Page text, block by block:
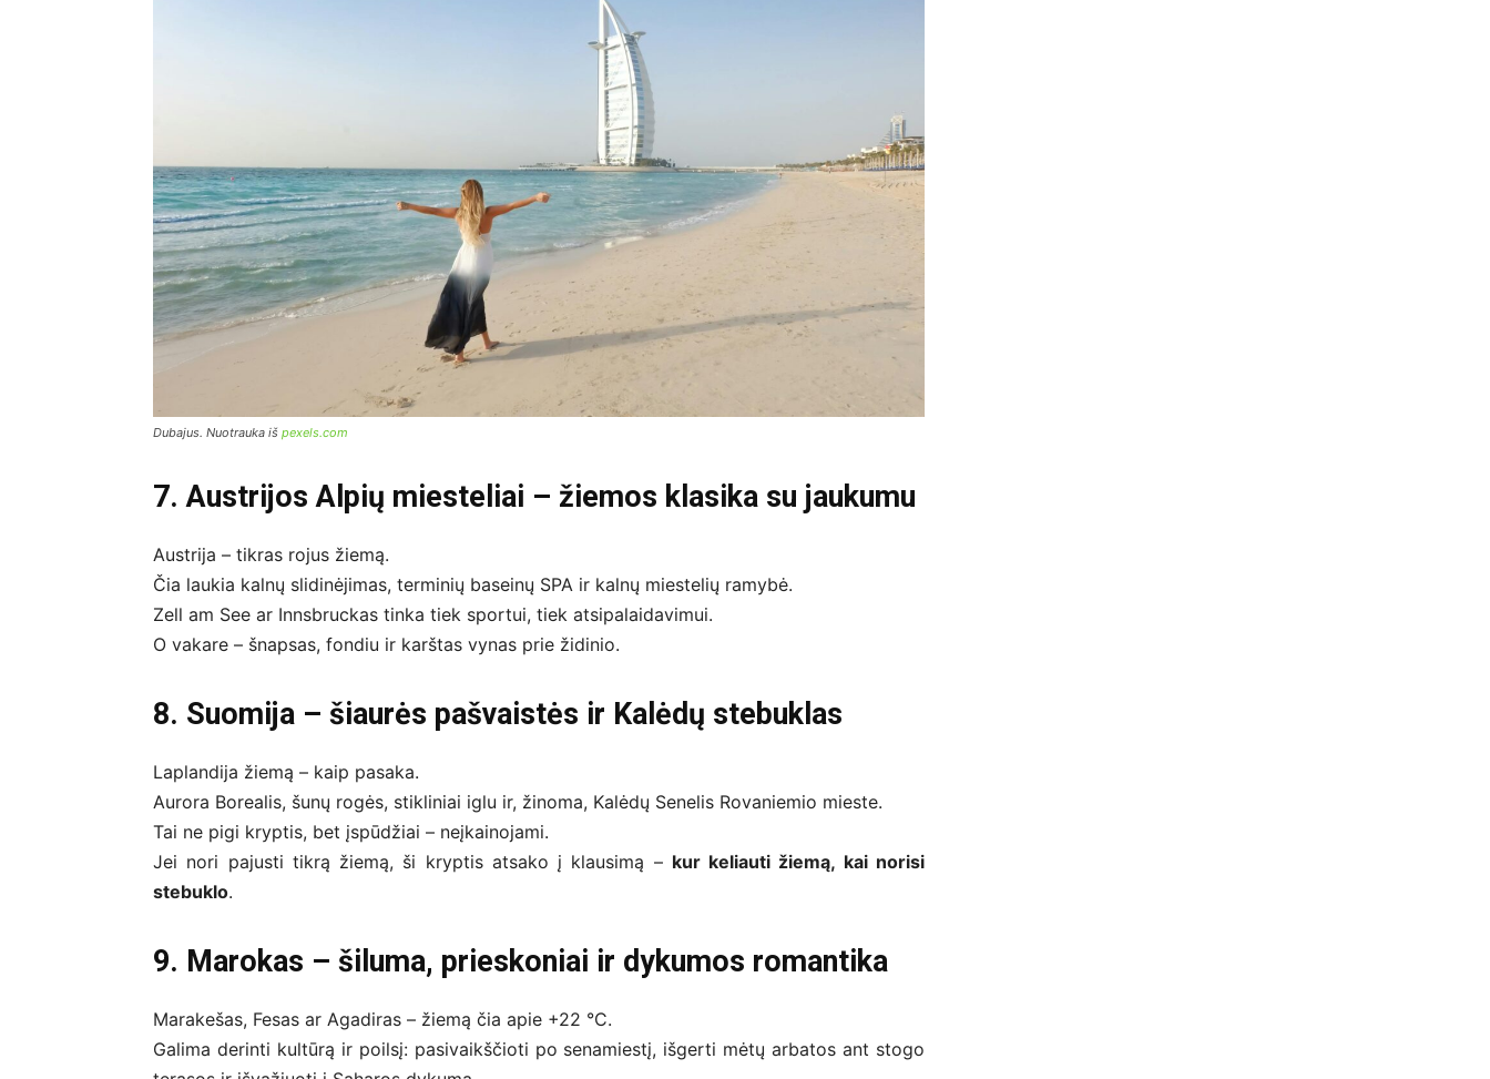
Dubajus. Nuotrauka iš pexels.com
7. Austrijos Alpių miesteliai – žiemos klasika su jaukumu
Austrija – tikras rojus žiemą.
Čia laukia kalnų slidinėjimas, terminių baseinų SPA ir kalnų miestelių ramybė.
Zell am See ar Innsbruckas tinka tiek sportui, tiek atsipalaidavimui.
O vakare – šnapsas, fondiu ir karštas vynas prie židinio.
8. Suomija – šiaurės pašvaistės ir Kalėdų stebuklas
Laplandija žiemą – kaip pasaka.
Aurora Borealis, šunų rogės, stikliniai iglu ir, žinoma, Kalėdų Senelis Rovaniemio mieste.
Tai ne pigi kryptis, bet įspūdžiai – neįkainojami.
Jei nori pajusti tikrą žiemą, ši kryptis atsako į klausimą – kur keliauti žiemą, kai norisi
stebuklo.
9. Marokas – šiluma, prieskoniai ir dykumos romantika
Marakešas, Fesas ar Agadiras – žiemą čia apie +22 °C.
Galima derinti kultūrą ir poilsį: pasivaikščioti po senamiestį, išgerti mėtų arbatos ant stogo